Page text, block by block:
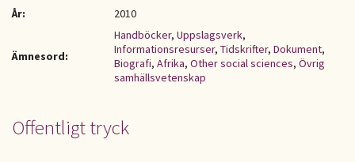
År:
2010
Ämnesord:
Handböcker, Uppslagsverk,
Informationsresurser, Tidskrifter, Dokument,
Biografi, Afrika, Other social sciences, Övrig
samhällsvetenskap
Offentligt tryck